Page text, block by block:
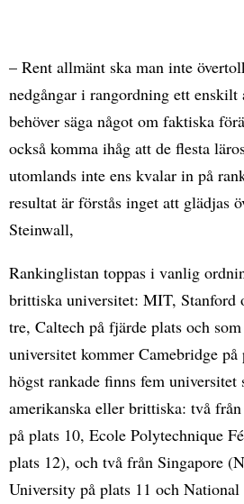
– Rent allmänt ska man inte
nedgångar i rangordning ett enskilt
behöver säga något om faktiska
också komma ihåg att de flesta
utomlands inte ens kvalar in på
resultat är förstås inget att glädjas
Steinwall,
Rankinglistan toppas i vanlig
brittiska universitet: MIT, Stanford
tre, Caltech på fjärde plats och
universitet kommer Camebridge
högst rankade finns fem universitet
amerikanska eller brittiska: två
på plats 10, Ecole Polytechnique
plats 12), och två från Singapore
University på plats 11 och